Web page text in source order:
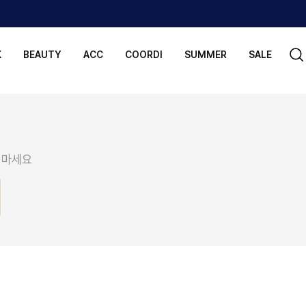
BEAUTY ACC COORDI SUMMER SALE